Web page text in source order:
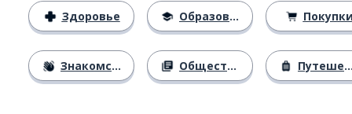
Здоровье
Знакомство
Образование
Общество Путешествия